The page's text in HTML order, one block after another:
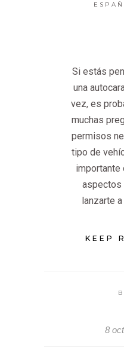
Si estás
una
vez, es
muchas
permisos
tipo de
importante
aspectos
lanzarte
KEEP
8